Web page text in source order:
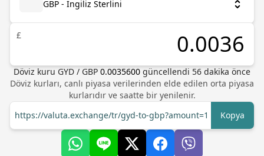
GBP - İngiliz Sterlini
£
Döviz kuru GYD / GBP 0.0035600 güncellendi 56 dakika önce
Döviz kurları, canlı piyasa verilerinden elde edilen orta piyasa
kurlarıdır ve saatte bir yenilenir.
https://valuta.exchange/tr/gyd-to-gbp?amount=1
Kopya